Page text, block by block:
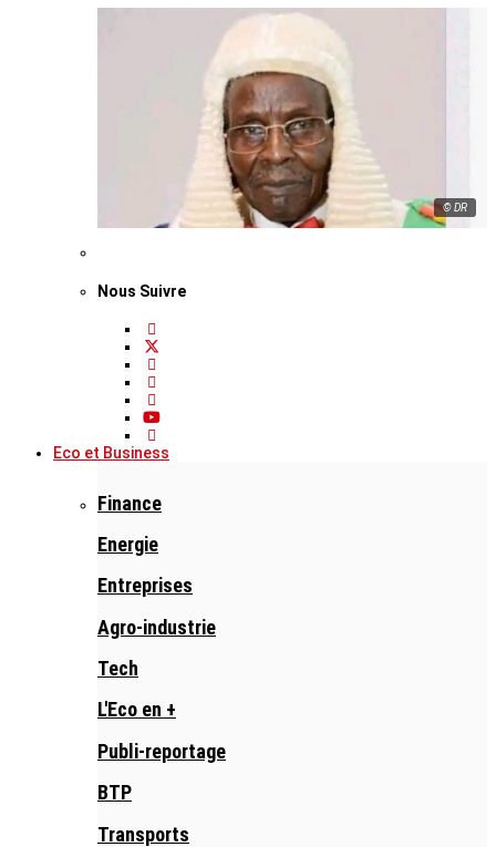
© DR
Nous Suivre
Eco et Business
Finance
Energie
Entreprises
Agro-industrie
Tech
L'Eco en +
Publi-reportage
BTP
Transports